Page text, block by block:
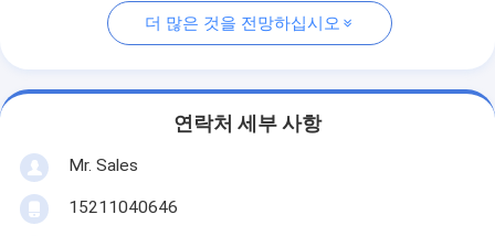
더 많은 것을 전망하십시오
연락처 세부 사항
Mr. Sales
15211040646